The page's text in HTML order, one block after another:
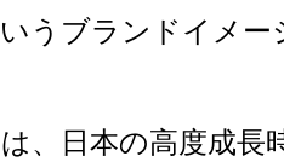
うブランドイメー
、日本の高度成長